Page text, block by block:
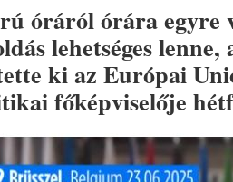
óráról órára egyre
lehetséges
ki az Európai
főképviselője